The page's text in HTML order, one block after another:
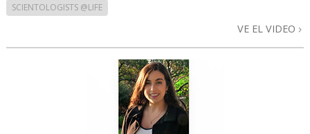
SCIENTOLOGISTS @LIFE
VE EL VIDEO